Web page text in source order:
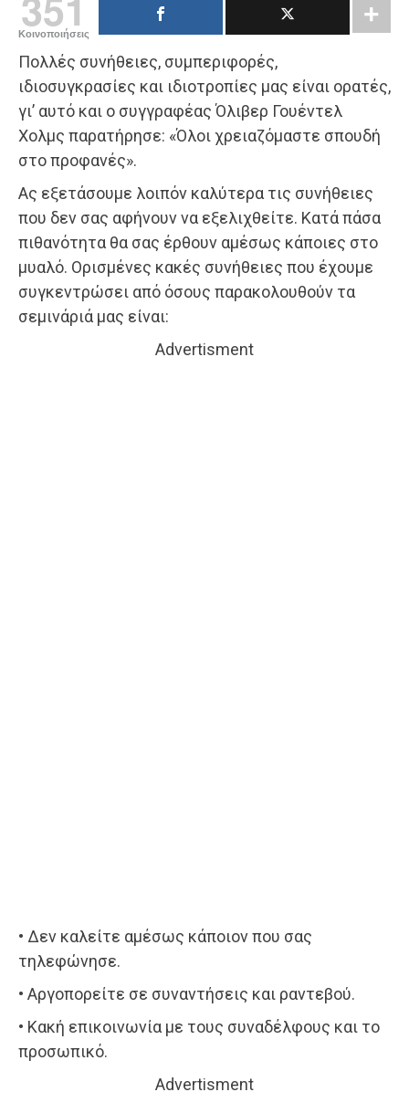
Κοινοποιήσεις
Πολλές συνήθειες, συμπεριφορές,
ιδιοσυγκρασίες και ιδιοτροπίες μας είναι ορατές,
γι’ αυτό και ο συγγραφέας Όλιβερ Γουέντελ
Χολμς παρατήρησε: «Όλοι χρειαζόμαστε σπουδή
στο προφανές».
Ας εξετάσουμε λοιπόν καλύτερα τις συνήθειες
που δεν σας αφήνουν να εξελιχθείτε. Κατά πάσα
πιθανότητα θα σας έρθουν αμέσως κάποιες στο
μυαλό. Ορισμένες κακές συνήθειες που έχουμε
συγκεντρώσει από όσους παρακολουθούν τα
σεμινάριά μας είναι:
Advertisment
• Δεν καλείτε αμέσως κάποιον που σας
τηλεφώνησε.
• Αργοπορείτε σε συναντήσεις και ραντεβού.
• Κακή επικοινωνία με τους συναδέλφους και το
προσωπικό.
Advertisment